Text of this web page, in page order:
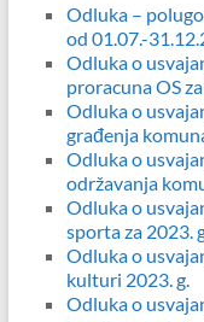
Odluka –
od 01.07.-
Odluka o
proracuna OS
Odluka o
građenja
Odluka o
održavanja
Odluka o
sporta za 2023.
Odluka o
kulturi 2023. g.
Odluka o